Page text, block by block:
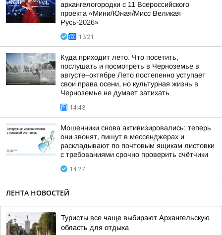
архангелогородки с 11 Всероссийского
проекта «Мини/Юная/Мисс Великая
Русь-2026»
13:21
Куда приходит лето. Что посетить,
послушать и посмотреть в Черноземье в
августе–октябре Лето постепенно уступает
свои права осени, но культурная жизнь в
Черноземье не думает затихать
14:43
Мошенники снова активизировались: теперь
они звонят, пишут в мессенджерах и
раскладывают по почтовым ящикам листовки
с требованиями срочно проверить счётчики
14:27
ЛЕНТА НОВОСТЕЙ
Туристы все чаще выбирают Архангельскую
область для отдыха